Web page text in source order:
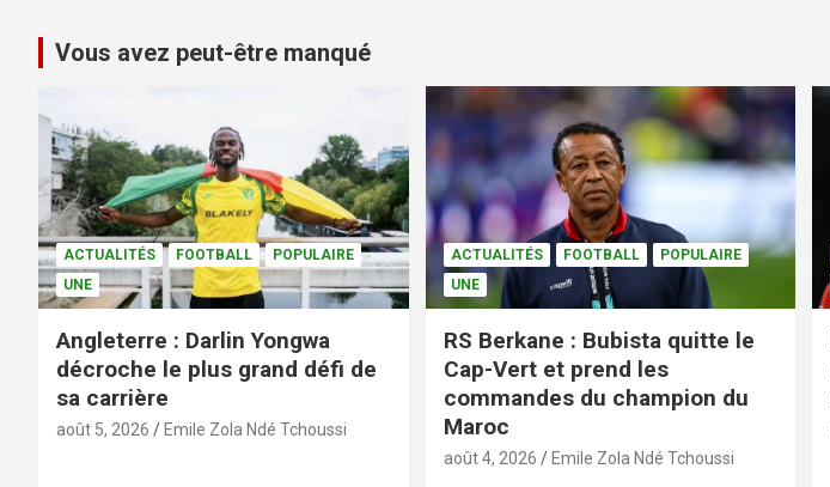
Vous avez peut-être manqué
ACTUALITÉS FOOTBALL
POPULAIRE
UNE
Angleterre : Darlin Yongwa
décroche le plus grand défi de
sa carrière
août 5, 2026 Emile Zola Ndé Tchoussi
ACTUALITÉS FOOTBALL
POPULAIRE
UNE
RS Berkane : Bubista quitte le
Cap-Vert et prend les
commandes du champion du
Maroc
août 4, 2026 Emile Zola Ndé Tchoussi